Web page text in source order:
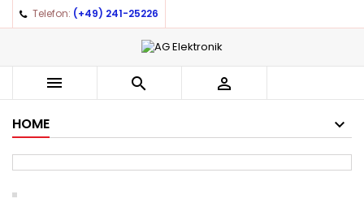
Telefon: (+49) 241-25226
  
HOME
Auf meine Wunschliste ×
add_circle_outlineCreate new list
((title)) ×
((label))
((cancelText)) ((createText))
Anmelden ×
You need to be logged in to save products in your
wishlist.
((cancelText)) ((loginText))